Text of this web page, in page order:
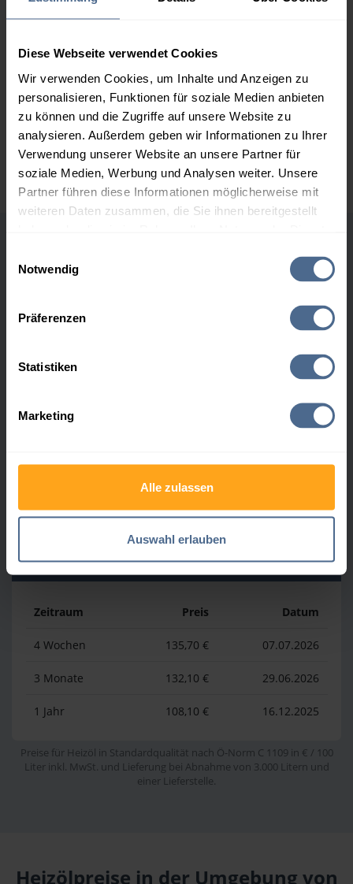
Diese Webseite verwendet Cookies
Wir verwenden Cookies, um Inhalte und Anzeigen zu
personalisieren, Funktionen für soziale Medien anbieten
zu können und die Zugriffe auf unsere Website zu
analysieren. Außerdem geben wir Informationen zu Ihrer
Verwendung unserer Website an unsere Partner für
soziale Medien, Werbung und Analysen weiter. Unsere
Partner führen diese Informationen möglicherweise mit
weiteren Daten zusammen, die Sie ihnen bereitgestellt
Notwendig
Präferenzen
Statistiken
Marketing
Alle zulassen
Auswahl erlauben
3.000 Liter
154,90 €
5.000 Liter
153,18 €
153,18 €
0,00 €
Preise für Heizöl in Standardqualität nach Ö-Norm C 1109 in € / 100
Liter inkl. MwSt. und Lieferung bei einer Lieferstelle.
Höchst- und Tiefststände der
Heizölpreise in Kundl
4 Wochen 30.07.2026
177,70 €
Heizölpreis-Tiefstwerte
Zeitraum Preis Datum
4 Wochen 135,70 € 07.07.2026
3 Monate 132,10 € 29.06.2026
1 Jahr 108,10 € 16.12.2025
Preise für Heizöl in Standardqualität nach Ö-Norm C 1109 in € / 100
Liter inkl. MwSt. und Lieferung bei Abnahme von 3.000 Litern und
einer Lieferstelle.
Heizölpreise in der Umgebung von